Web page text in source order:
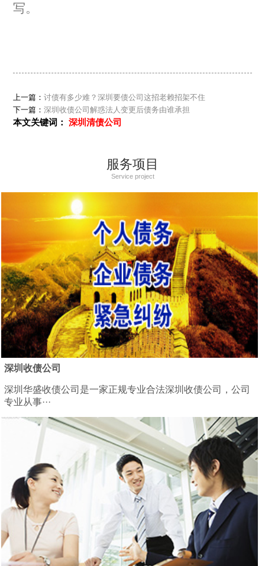
写。
上一篇：讨债有多少难？深圳要债公司这招老赖招架不住
下一篇：深圳收债公司解惑法人变更后债务由谁承担
本文关键词：深圳清债公司
服务项目
Service project
深圳收债公司
深圳华盛收债公司是一家正规专业合法深圳收债公司，公司
专业从事···